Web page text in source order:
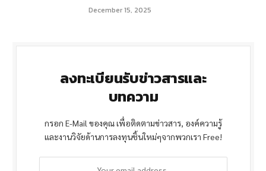
December 15, 2025
ลงทะเบียนรับข่าวสารและ
บทความ
กรอก E-Mail ของคุณ เพื่อติดตามข่าวสาร, องค์ความรู้
และงานวิจัยด้านการลงทุนชิ้นใหม่ๆจากพวกเรา Free!